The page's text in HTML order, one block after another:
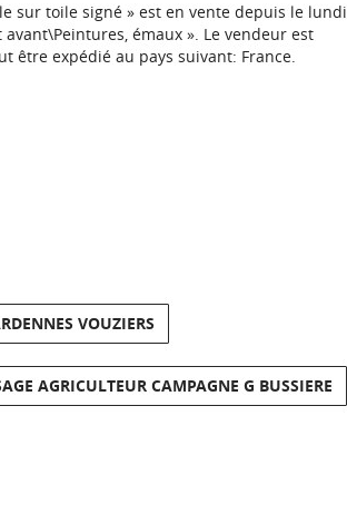
sur toile signé » est en vente depuis le lundi
émaux ». Le vendeur est
être expédié au pays suivant: France.
VOUZIERS
AGRICULTEUR CAMPAGNE G BUSSIERE